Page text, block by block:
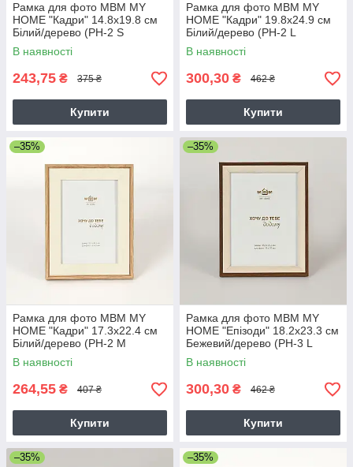
Рамка для фото МВМ MY
HOME "Кадри" 14.8х19.8 см
Білий/дерево (PH-2 S
WHITE/WOOD)
В наявності
243,75 ₴ 375 ₴
Купити
Рамка для фото МВМ MY
HOME "Кадри" 19.8х24.9 см
Білий/дерево (PH-2 L
WHITE/WOOD)
В наявності
300,30 ₴ 462 ₴
Купити
–35%
Рамка для фото МВМ MY
HOME "Кадри" 17.3х22.4 см
Білий/дерево (PH-2 M
WHITE/WOOD)
В наявності
264,55 ₴ 407 ₴
Купити
–35%
Рамка для фото МВМ MY
HOME "Епізоди" 18.2х23.3 см
Бежевий/дерево (PH-3 L
BEIGE/WOOD)
В наявності
300,30 ₴ 462 ₴
Купити
–35% –35%